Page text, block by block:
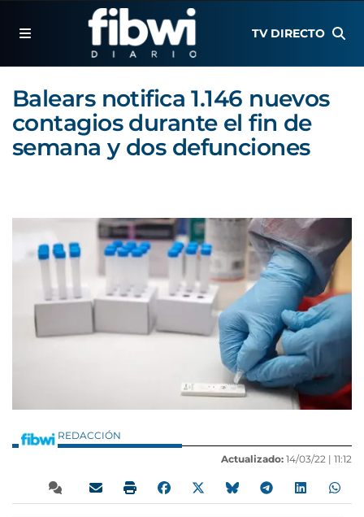
TV DIRECTO
Balears notifica 1.146 nuevos
contagios durante el fin de
semana y dos defunciones
REDACCIÓN
Actualizado: 14/03/22 | 11:12